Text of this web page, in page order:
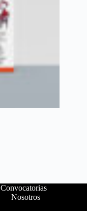
Convocatorias
Nosotros